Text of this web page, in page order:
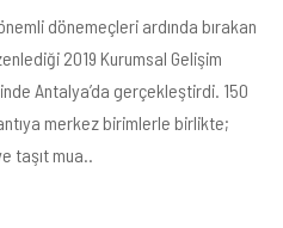
dönemeçleri ardında bırakan
2019 Kurumsal Gelişim
Antalya’da gerçekleştirdi. 150
merkez birimlerle birlikte;
taşıt mua..